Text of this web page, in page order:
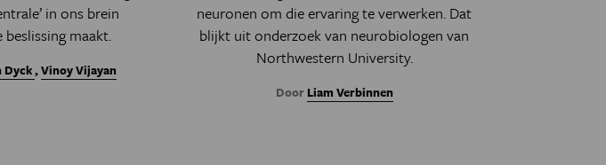
in ons brein
beslissing maakt.
Dyck,Vinoy Vijayan
neuronen om die ervaring te verwerken. Dat
blijkt uit onderzoek van neurobiologen van
Northwestern University.
Door Liam Verbinnen